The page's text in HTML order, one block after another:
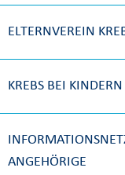
ELTERNVEREIN
KREBS BEI KINDERN
ANGEHÖRIGE